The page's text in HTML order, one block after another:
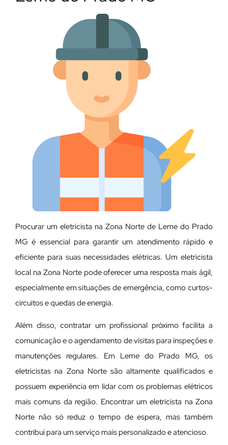
Procurar um eletricista na Zona Norte de Leme do Prado
MG é essencial para garantir um atendimento rápido e
eficiente para suas necessidades elétricas. Um eletricista
local na Zona Norte pode oferecer uma resposta mais ágil,
especialmente em situações de emergência, como curtos-
circuitos e quedas de energia.
Além disso, contratar um profissional próximo facilita a
comunicação e o agendamento de visitas para inspeções e
manutenções regulares. Em Leme do Prado MG, os
eletricistas na Zona Norte são altamente qualificados e
possuem experiência em lidar com os problemas elétricos
mais comuns da região. Encontrar um eletricista na Zona
Norte não só reduz o tempo de espera, mas também
contribui para um serviço mais personalizado e atencioso.